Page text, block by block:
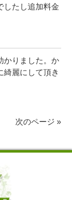
したし追加料金
かりました。か
綺麗にして頂き
次のページ »